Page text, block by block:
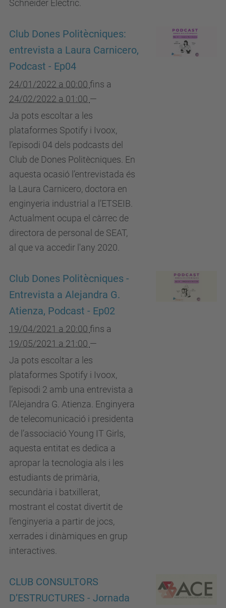
Schneider Electric.
Club Dones Politècniques:
entrevista a Laura Carnicero,
Podcast - Ep04
24/01/2022 a 00:00 fins a
24/02/2022 a 01:00 —
Ja pots escoltar a les
plataformes Spotify i Ivoox,
l’episodi 04 dels podcasts del
Club de Dones Politècniques. En
aquesta ocasió l’entrevistada és
la Laura Carnicero, doctora en
enginyeria industrial a l’ETSEIB.
Actualment ocupa el càrrec de
directora de personal de SEAT,
al que va accedir l'any 2020.
Club Dones Politècniques -
Entrevista a Alejandra G.
Atienza, Podcast - Ep02
19/04/2021 a 20:00 fins a
19/05/2021 a 21:00 —
Ja pots escoltar a les
plataformes Spotify i Ivoox,
l’episodi 2 amb una entrevista a
l’Alejandra G. Atienza. Enginyera
de telecomunicació i presidenta
de l’associació Young IT Girls,
aquesta entitat es dedica a
apropar la tecnologia als i les
estudiants de primària,
secundària i batxillerat,
mostrant el costat divertit de
l’enginyeria a partir de jocs,
xerrades i dinàmiques en grup
interactives.
CLUB CONSULTORS
D’ESTRUCTURES - Jornada